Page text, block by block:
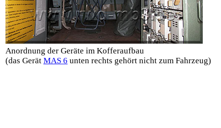
Anordnung der Geräte im Kofferaufbau
(das Gerät MAS 6 unten rechts gehört nicht zum Fahrzeug)